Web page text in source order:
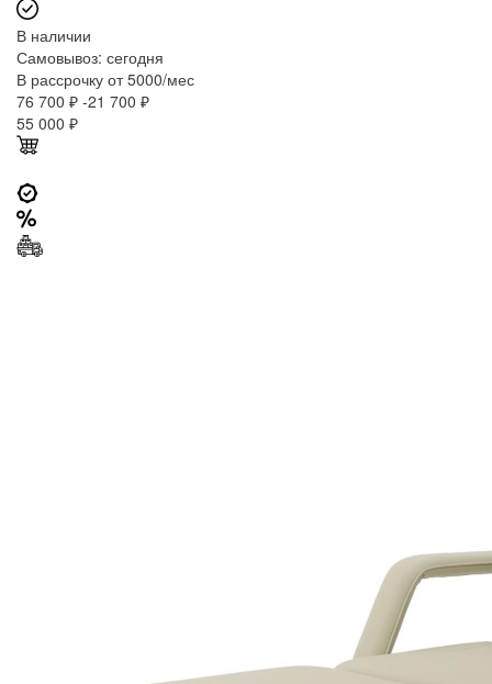
В наличии
Самовывоз: сегодня
В рассрочку от 5000/мес
76 700 ₽ -21 700 ₽
55 000 ₽